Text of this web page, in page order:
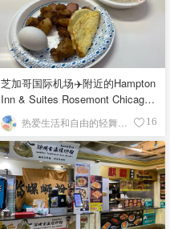
芝加哥国际机场✈️附近的Hampton
Inn & Suites Rosemont Chicago
O'Hare自助早餐
16